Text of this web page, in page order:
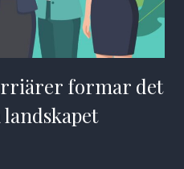
formar det